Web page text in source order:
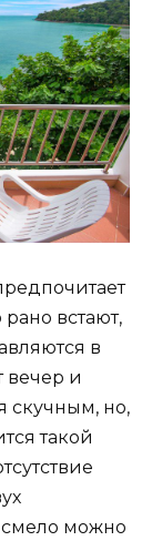
встают,
в
вечер и
скучным, но,
такой
смело можно